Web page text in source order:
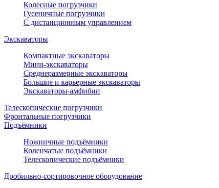
Колесные погрузчики
Гусеничные погрузчики
С дистанционным управлением
Экскаваторы
Компактные экскаваторы
Мини-экскаваторы
Среднеразмерные экскаваторы
Большие и карьерные экскаваторы
Экскаваторы-амфибии
Телескопические погрузчики
Фронтальные погрузчики
Подъёмники
Ножничные подъёмники
Коленчатые подъёмники
Телескопические подъёмники
Дробильно-сортировочное оборудование